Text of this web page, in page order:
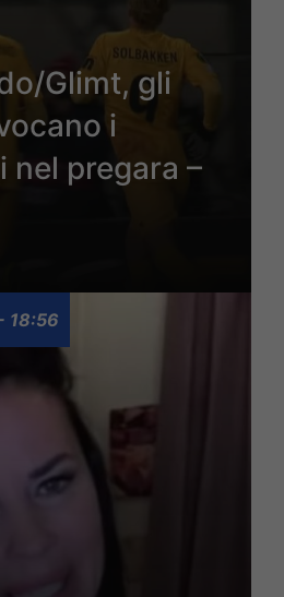
Glimt, gli
i
nel pregara –
18:56